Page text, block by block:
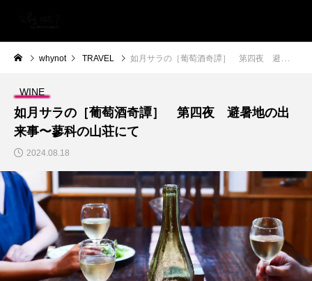
whynot TRAVEL 如月サラの［葡萄酒奇譚］ 第四夜 避暑地の出来事〜蓼科の山荘にて
WINE
如月サラの［葡萄酒奇譚］ 第四夜 避暑地の出
来事〜蓼科の山荘にて
2024.08.18